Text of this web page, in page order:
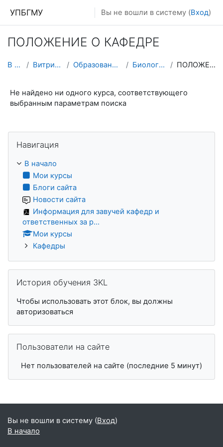
УПБГМУ Вы не вошли в систему (Вход)
ПОЛОЖЕНИЕ О КАФЕДРЕ
В начало Витрина курсов 3KL Образование 2025-2026 уч.год Биологической химии ПОЛОЖЕНИЕ О КАФЕДРЕ
Не найдено ни одного курса, соответствующего
выбранным параметрам поиска
Навигация
В начало
Мои курсы
Блоги сайта
Новости сайта
Информация для завучей кафедр и
ответственных за р...
Мои курсы
Кафедры
История обучения 3KL
Чтобы использовать этот блок, вы должны
авторизоваться
Пользователи на сайте
Нет пользователей на сайте (последние 5 минут)
Вы не вошли в систему (Вход)
В начало